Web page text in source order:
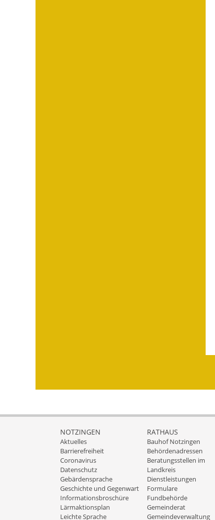
NOTZINGEN
Aktuelles
Barrierefreiheit
Coronavirus
Datenschutz
Gebärdensprache
Geschichte und Gegenwart
Informationsbroschüre
Lärmaktionsplan
Leichte Sprache
RATHAUS
Bauhof Notzingen
Behördenadressen
Beratungsstellen im
Landkreis
Dienstleistungen
Formulare
Fundbehörde
Gemeinderat
Gemeindeverwaltung